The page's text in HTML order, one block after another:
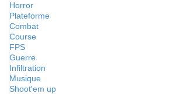
Horror
Plateforme
Combat
Course
FPS
Guerre
Infiltration
Musique
Shoot'em up